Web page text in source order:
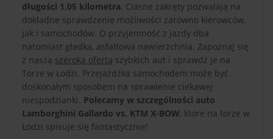
długości 1,05 kilometra. Ciasne zakręty pozwalają na
dokładne sprawdzenie możliwości zarówno kierowców,
jak i samochodów. O przyjemność z jazdy dba
natomiast gładka, asfaltowa nawierzchnia. Zapoznaj się
z naszą szeroką ofertą szybkich aut i sprawdź je na
Torze w Łodzi. Przejażdżka samochodem może być
doskonałym sposobem na sprawienie ciekawej
niespodzianki. Polecamy w szczególności auto
Lamborghini Gallardo vs. KTM X-BOW, które na torze w
Łodzi spisuje się fantastycznie!